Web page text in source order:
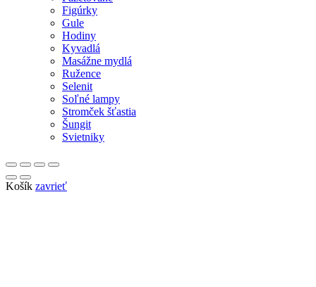
Figúrky
Gule
Hodiny
Kyvadlá
Masážne mydlá
Ružence
Selenit
Soľné lampy
Stromček šťastia
Šungit
Svietniky
Košík zavrieť